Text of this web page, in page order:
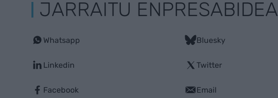
JARRAITU ENPRESABIDEA
Whatsapp
Linkedin
Facebook
Bluesky
Twitter
Email